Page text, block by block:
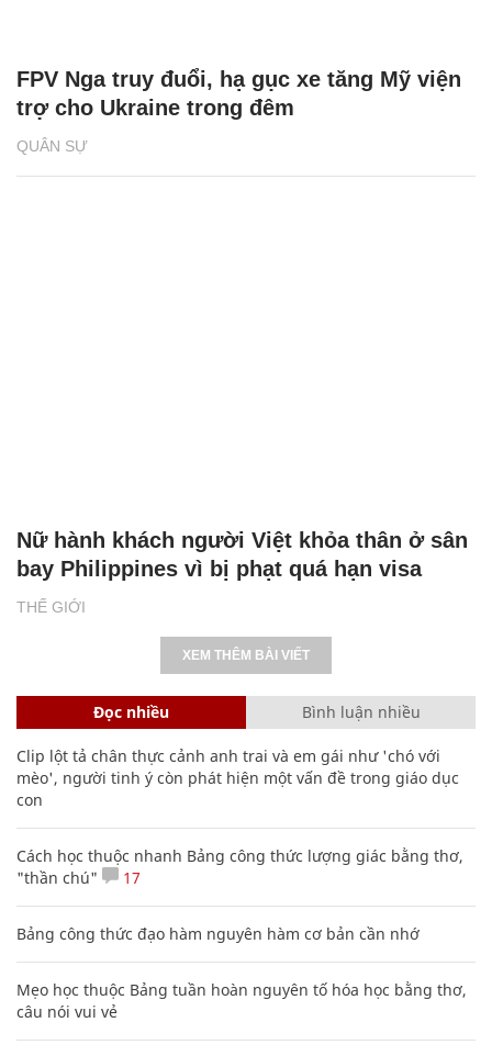
QUÂN SỰ
FPV Nga truy đuổi, hạ gục xe tăng Mỹ viện
trợ cho Ukraine trong đêm
THẾ GIỚI
Nữ hành khách người Việt khỏa thân ở sân
bay Philippines vì bị phạt quá hạn visa
XEM THÊM BÀI VIẾT
Đọc nhiều Bình luận nhiều
Clip lột tả chân thực cảnh anh trai và em gái như 'chó với
mèo', người tinh ý còn phát hiện một vấn đề trong giáo dục
con
Cách học thuộc nhanh Bảng công thức lượng giác bằng thơ,
"thần chú"
17
Bảng công thức đạo hàm nguyên hàm cơ bản cần nhớ
Mẹo học thuộc Bảng tuần hoàn nguyên tố hóa học bằng thơ,
câu nói vui vẻ